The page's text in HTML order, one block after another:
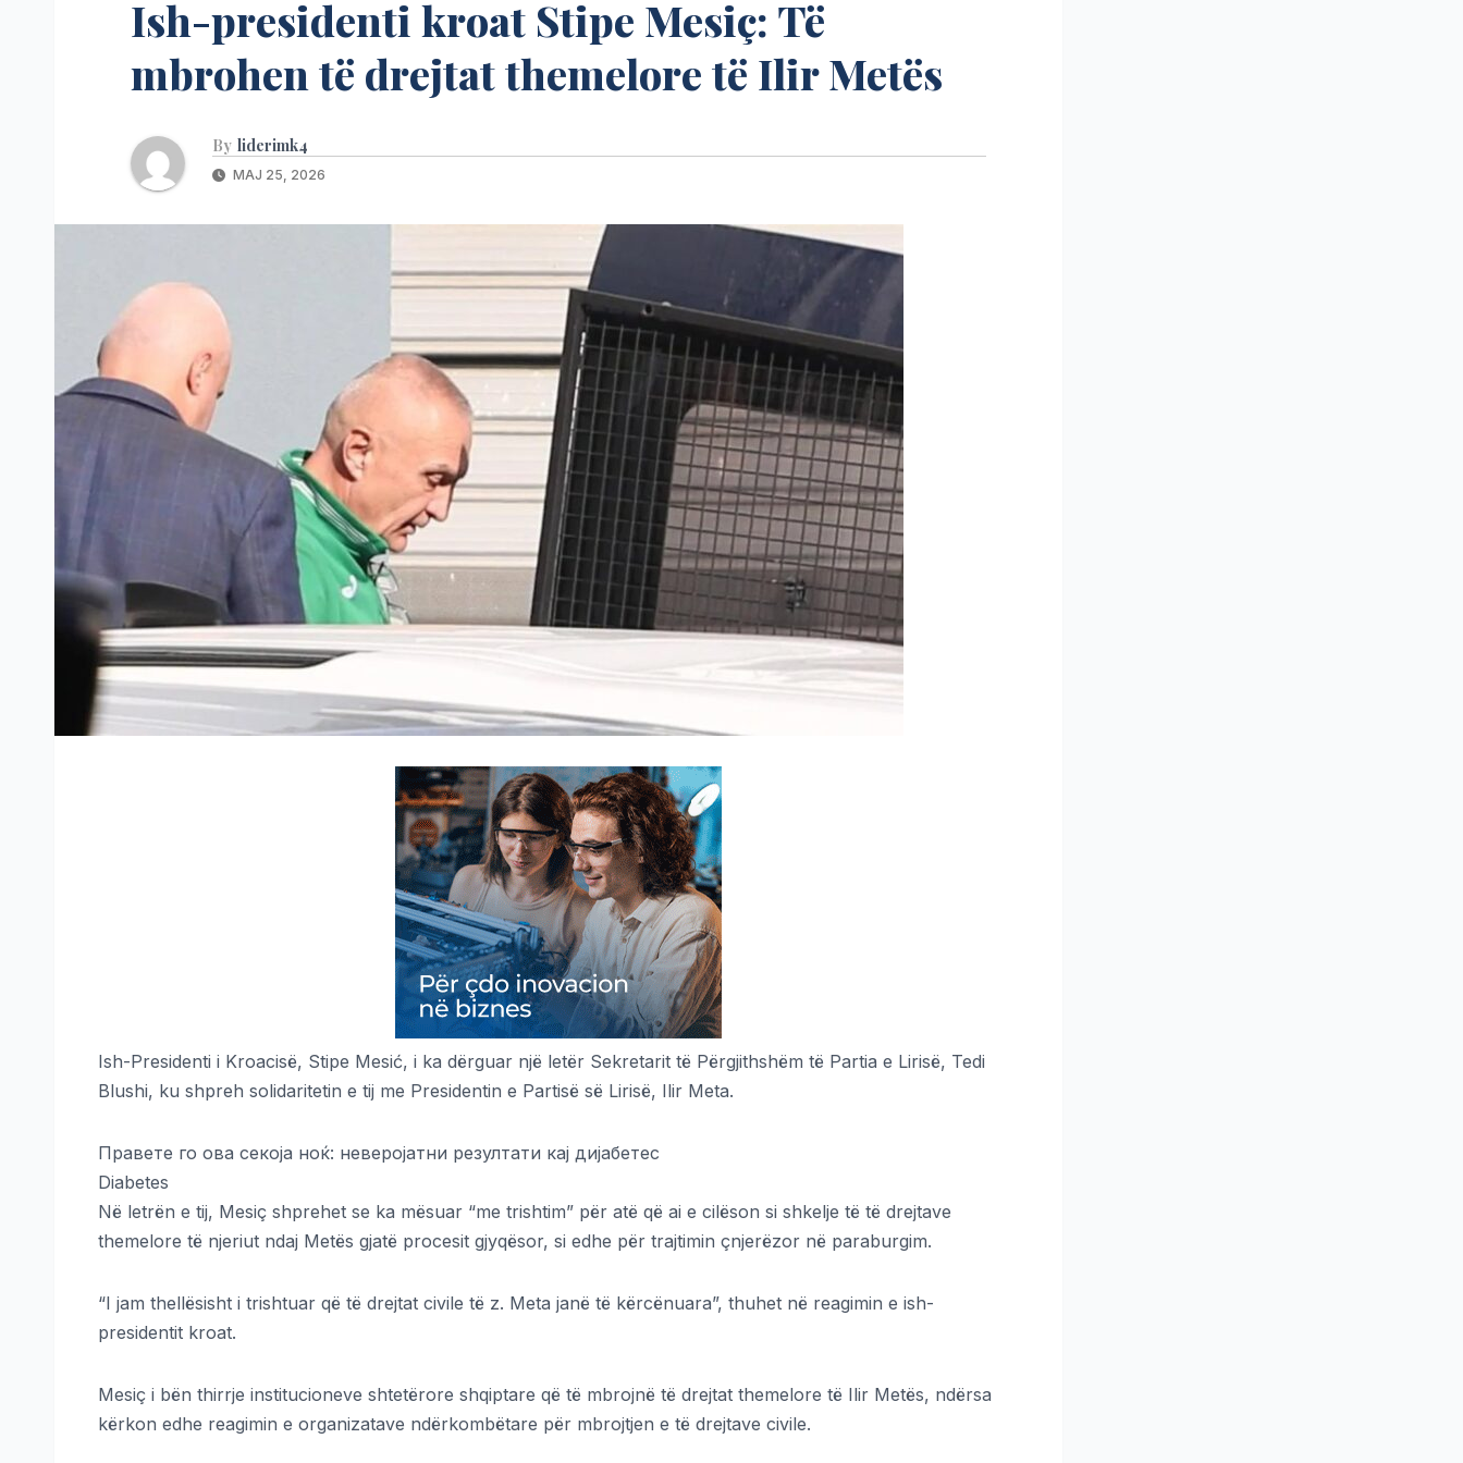
Ish-presidenti kroat Stipe Mesiç: Të
mbrohen të drejtat themelore të Ilir Metës
By liderimk4
MAJ 25, 2026
Ish-Presidenti i Kroacisë, Stipe Mesić, i ka dërguar një letër Sekretarit të Përgjithshëm të Partia e Lirisë, Tedi
Blushi, ku shpreh solidaritetin e tij me Presidentin e Partisë së Lirisë, Ilir Meta.
Правете го ова секоја ноќ: неверојатни резултати кај дијабетес
Diabetes
Në letrën e tij, Mesiç shprehet se ka mësuar “me trishtim” për atë që ai e cilëson si shkelje të të drejtave
themelore të njeriut ndaj Metës gjatë procesit gjyqësor, si edhe për trajtimin çnjerëzor në paraburgim.
“I jam thellësisht i trishtuar që të drejtat civile të z. Meta janë të kërcënuara”, thuhet në reagimin e ish-
presidentit kroat.
Mesiç i bën thirrje institucioneve shtetërore shqiptare që të mbrojnë të drejtat themelore të Ilir Metës, ndërsa
kërkon edhe reagimin e organizatave ndërkombëtare për mbrojtjen e të drejtave civile.